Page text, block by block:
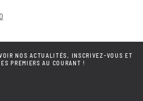
NOS ACTUALITÉS, INSCRIVEZ-VOUS ET
PREMIERS AU COURANT !